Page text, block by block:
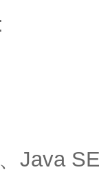
Java